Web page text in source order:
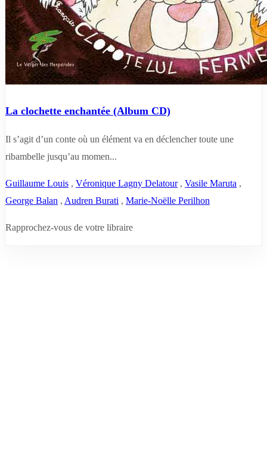
La clochette enchantée (Album CD)
Il s’agit d’un conte où un élément va en déclencher toute une
ribambelle jusqu’au momen...
Guillaume Louis , Véronique Lagny Delatour, Vasile Maruta ,
George Balan , Audren Burati , Marie-Noëlle Perilhon
Rapprochez-vous de votre libraire